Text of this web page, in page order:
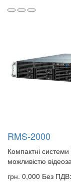
RMS-2000
Компактні
можливістю
грн. 0,000 Без